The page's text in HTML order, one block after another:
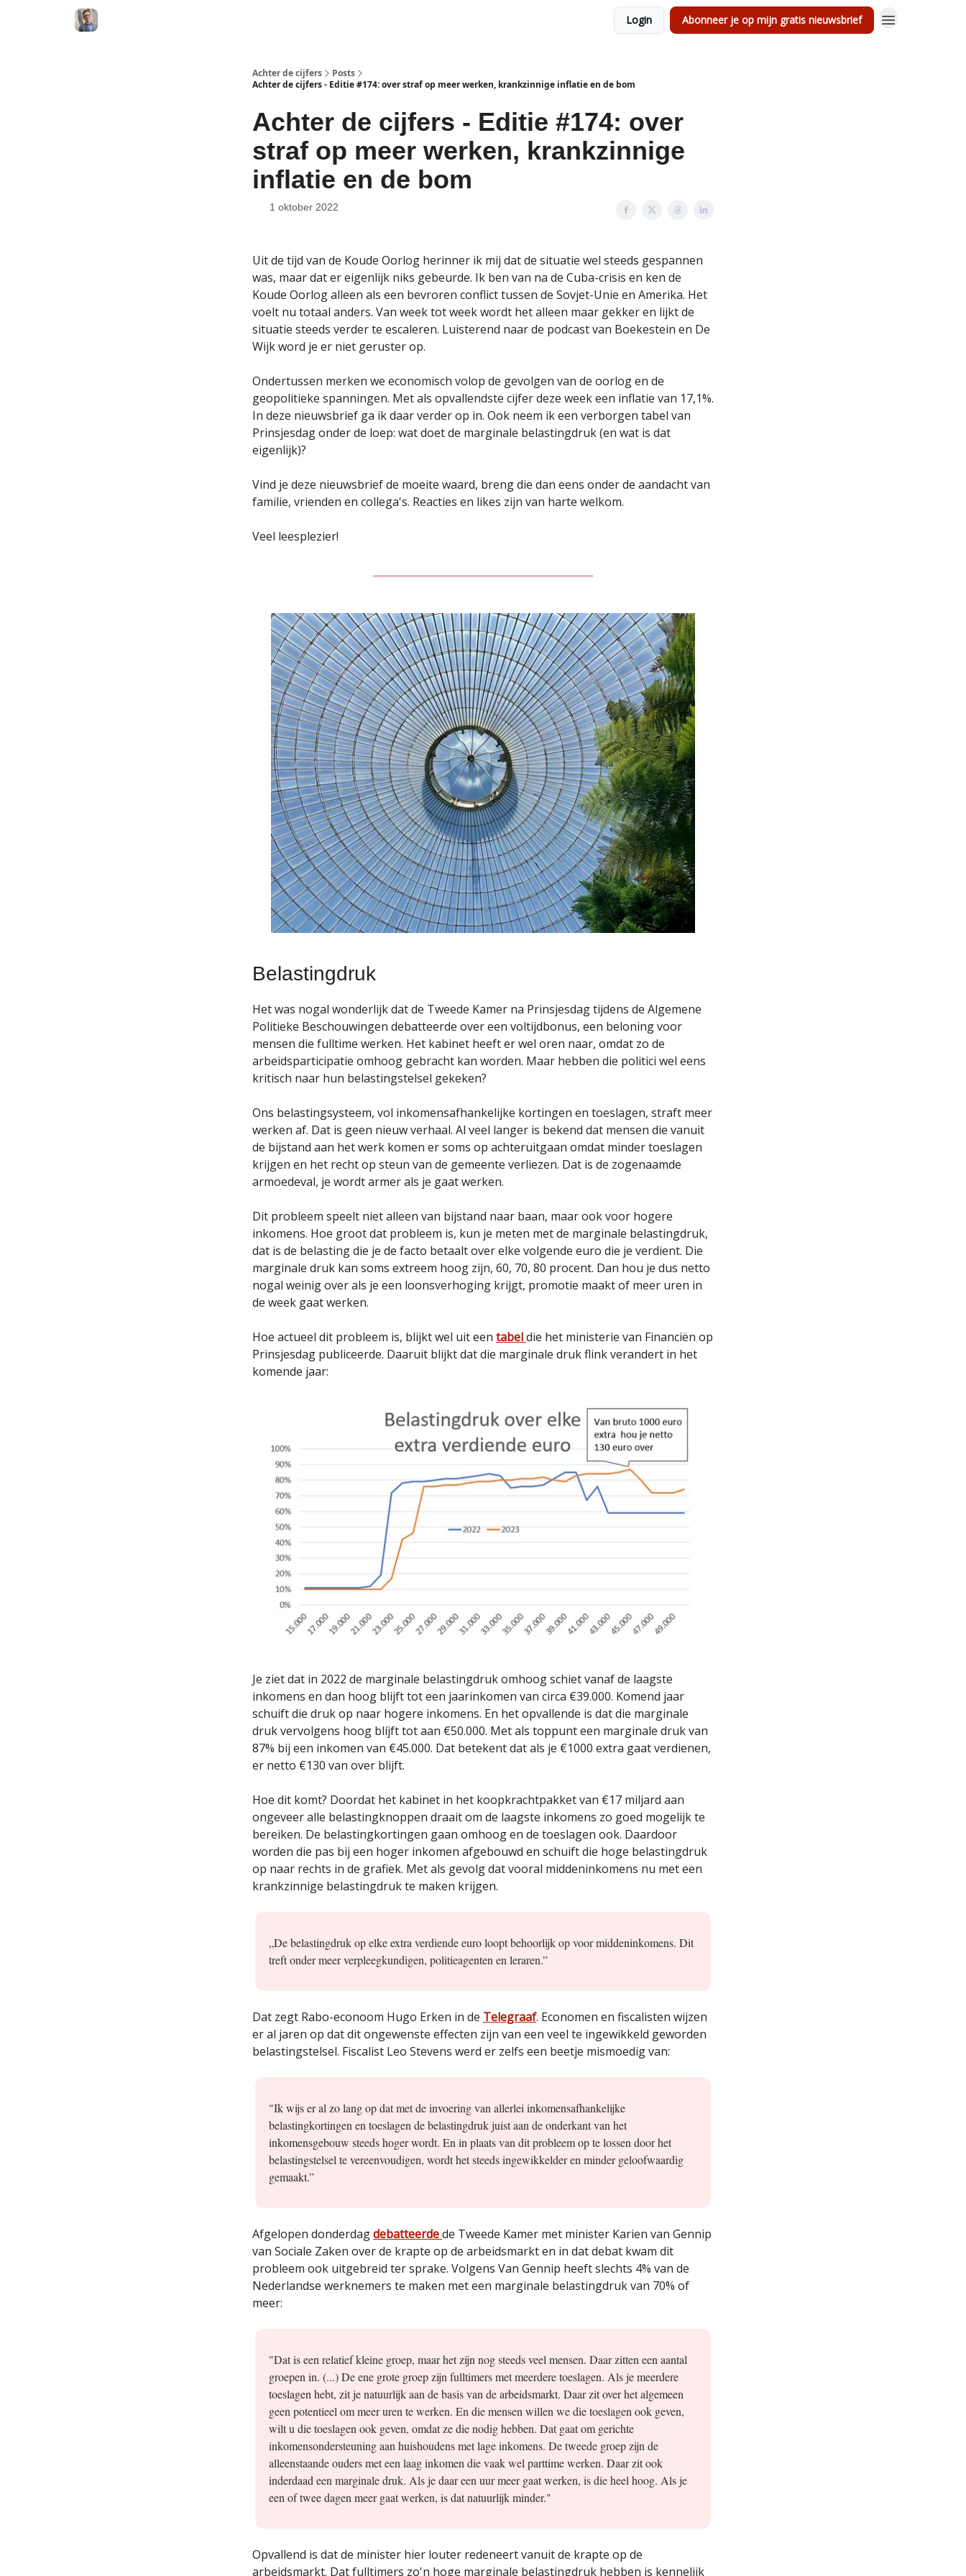
Login Abonneer je op mijn gratis nieuwsbrief
Achter de cijfers
Posts
Achter de cijfers - Editie #174: over straf op meer werken, krankzinnige inflatie en de bom
Achter de cijfers - Editie #174: over
straf op meer werken, krankzinnige
inflatie en de bom
1 oktober 2022
Uit de tijd van de Koude Oorlog herinner ik mij dat de situatie wel steeds gespannen
was, maar dat er eigenlijk niks gebeurde. Ik ben van na de Cuba-crisis en ken de
Koude Oorlog alleen als een bevroren conflict tussen de Sovjet-Unie en Amerika. Het
voelt nu totaal anders. Van week tot week wordt het alleen maar gekker en lijkt de
situatie steeds verder te escaleren. Luisterend naar de podcast van Boekestein en De
Wijk word je er niet geruster op.
Ondertussen merken we economisch volop de gevolgen van de oorlog en de
geopolitieke spanningen. Met als opvallendste cijfer deze week een inflatie van 17,1%.
In deze nieuwsbrief ga ik daar verder op in. Ook neem ik een verborgen tabel van
Prinsjesdag onder de loep: wat doet de marginale belastingdruk (en wat is dat
eigenlijk)?
Vind je deze nieuwsbrief de moeite waard, breng die dan eens onder de aandacht van
familie, vrienden en collega's. Reacties en likes zijn van harte welkom.
Veel leesplezier!
Belastingdruk
Het was nogal wonderlijk dat de Tweede Kamer na Prinsjesdag tijdens de Algemene
Politieke Beschouwingen debatteerde over een voltijdbonus, een beloning voor
mensen die fulltime werken. Het kabinet heeft er wel oren naar, omdat zo de
arbeidsparticipatie omhoog gebracht kan worden. Maar hebben die politici wel eens
kritisch naar hun belastingstelsel gekeken?
Ons belastingsysteem, vol inkomensafhankelijke kortingen en toeslagen, straft meer
werken af. Dat is geen nieuw verhaal. Al veel langer is bekend dat mensen die vanuit
de bijstand aan het werk komen er soms op achteruitgaan omdat minder toeslagen
krijgen en het recht op steun van de gemeente verliezen. Dat is de zogenaamde
armoedeval, je wordt armer als je gaat werken.
Dit probleem speelt niet alleen van bijstand naar baan, maar ook voor hogere
inkomens. Hoe groot dat probleem is, kun je meten met de marginale belastingdruk,
dat is de belasting die je de facto betaalt over elke volgende euro die je verdient. Die
marginale druk kan soms extreem hoog zijn, 60, 70, 80 procent. Dan hou je dus netto
nogal weinig over als je een loonsverhoging krijgt, promotie maakt of meer uren in
de week gaat werken.
Hoe actueel dit probleem is, blijkt wel uit een tabeldie het ministerie van Financiën op
Prinsjesdag publiceerde. Daaruit blijkt dat die marginale druk flink verandert in het
komende jaar:
Je ziet dat in 2022 de marginale belastingdruk omhoog schiet vanaf de laagste
inkomens en dan hoog blijft tot een jaarinkomen van circa €39.000. Komend jaar
schuift die druk op naar hogere inkomens. En het opvallende is dat die marginale
druk vervolgens hoog blíjft tot aan €50.000. Met als toppunt een marginale druk van
87% bij een inkomen van €45.000. Dat betekent dat als je €1000 extra gaat verdienen,
er netto €130 van over blijft.
Hoe dit komt? Doordat het kabinet in het koopkrachtpakket van €17 miljard aan
ongeveer alle belastingknoppen draait om de laagste inkomens zo goed mogelijk te
bereiken. De belastingkortingen gaan omhoog en de toeslagen ook. Daardoor
worden die pas bij een hoger inkomen afgebouwd en schuift die hoge belastingdruk
op naar rechts in de grafiek. Met als gevolg dat vooral middeninkomens nu met een
krankzinnige belastingdruk te maken krijgen.
„De belastingdruk op elke extra verdiende euro loopt behoorlijk op voor middeninkomens. Dit
treft onder meer verpleegkundigen, politieagenten en leraren.”
Dat zegt Rabo-econoom Hugo Erken in de Telegraaf. Economen en fiscalisten wijzen
er al jaren op dat dit ongewenste effecten zijn van een veel te ingewikkeld geworden
belastingstelsel. Fiscalist Leo Stevens werd er zelfs een beetje mismoedig van:
"Ik wijs er al zo lang op dat met de invoering van allerlei inkomensafhankelijke
belastingkortingen en toeslagen de belastingdruk juist aan de onderkant van het
inkomensgebouw steeds hoger wordt. En in plaats van dit probleem op te lossen door het
belastingstelsel te vereenvoudigen, wordt het steeds ingewikkelder en minder geloofwaardig
gemaakt.”
Afgelopen donderdagdebatteerdede Tweede Kamer met minister Karien van Gennip
van Sociale Zaken over de krapte op de arbeidsmarkt en in dat debat kwam dit
probleem ook uitgebreid ter sprake. Volgens Van Gennip heeft slechts 4% van de
Nederlandse werknemers te maken met een marginale belastingdruk van 70% of
meer:
"Dat is een relatief kleine groep, maar het zijn nog steeds veel mensen. Daar zitten een aantal
groepen in. (...) De ene grote groep zijn fulltimers met meerdere toeslagen. Als je meerdere
toeslagen hebt, zit je natuurlijk aan de basis van de arbeidsmarkt. Daar zit over het algemeen
geen potentieel om meer uren te werken. En die mensen willen we die toeslagen ook geven,
wilt u die toeslagen ook geven, omdat ze die nodig hebben. Dat gaat om gerichte
inkomensondersteuning aan huishoudens met lage inkomens. De tweede groep zijn de
alleenstaande ouders met een laag inkomen die vaak wel parttime werken. Daar zit ook
inderdaad een marginale druk. Als je daar een uur meer gaat werken, is die heel hoog. Als je
een of twee dagen meer gaat werken, is dat natuurlijk minder."
Opvallend is dat de minister hier louter redeneert vanuit de krapte op de
arbeidsmarkt. Dat fulltimers zo'n hoge marginale belastingdruk hebben is kennelijk